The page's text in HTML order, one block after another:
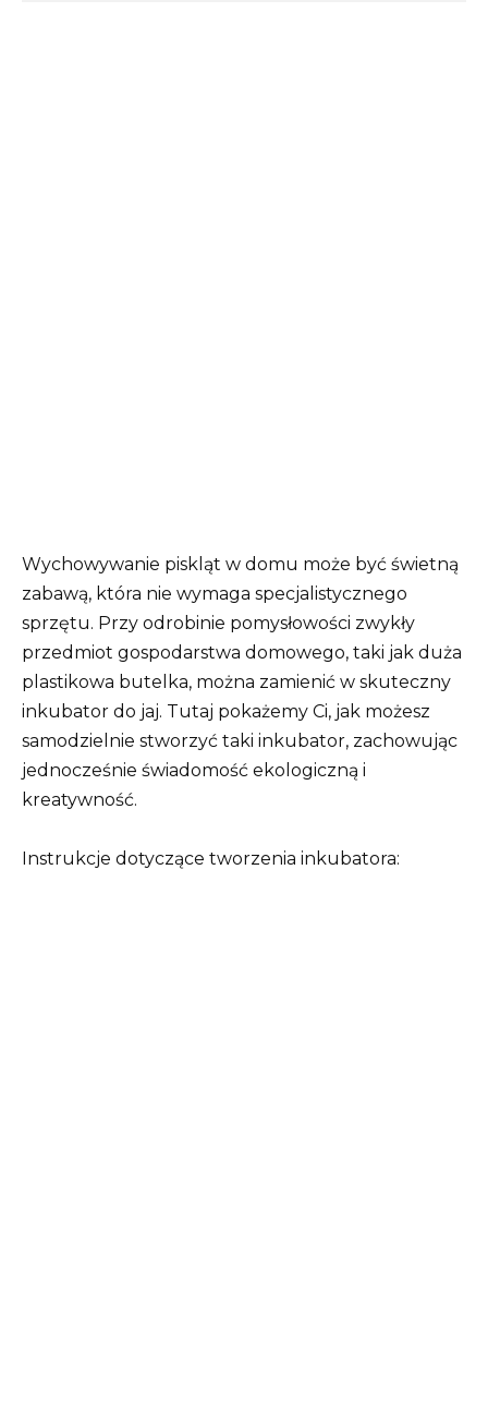
Wychowywanie piskląt w domu może być świetną
zabawą, która nie wymaga specjalistycznego
sprzętu. Przy odrobinie pomysłowości zwykły
przedmiot gospodarstwa domowego, taki jak duża
plastikowa butelka, można zamienić w skuteczny
inkubator do jaj. Tutaj pokażemy Ci, jak możesz
samodzielnie stworzyć taki inkubator, zachowując
jednocześnie świadomość ekologiczną i
kreatywność.
Instrukcje dotyczące tworzenia inkubatora: